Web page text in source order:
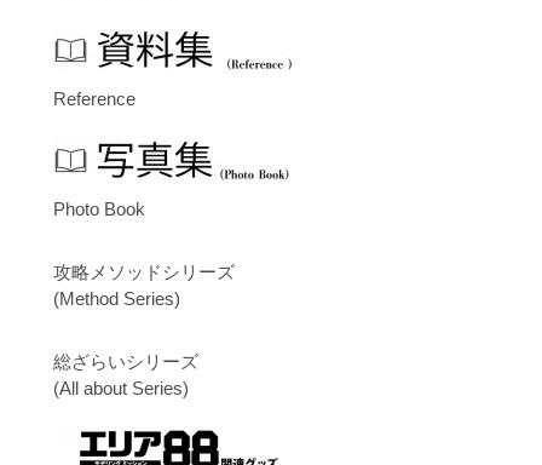
Reference
Photo Book
攻略メソッドシリーズ
(Method Series)
総ざらいシリーズ
(All about Series)